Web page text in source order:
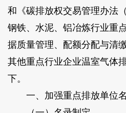
和《碳排放权交易管理办法
钢铁、水泥、铝冶炼行业重
据质量管理、配额分配与清
其他重点行业企业温室气体
下。
一、加强重点排放单位